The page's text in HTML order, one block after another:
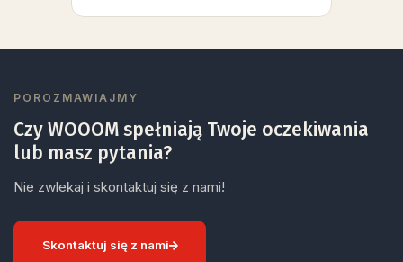
POROZMAWIAJMY
Czy WOOOM spełniają Twoje oczekiwania
lub masz pytania?
Nie zwlekaj i skontaktuj się z nami!
Skontaktuj się z nami